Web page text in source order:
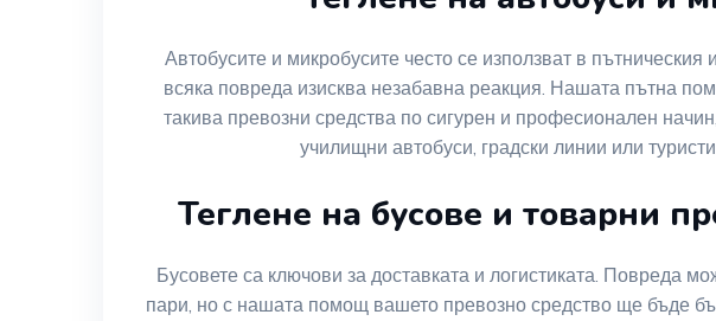
Автобусите и микробусите често се използват в пътническия
всяка повреда изисква незабавна реакция. Нашата пътна
такива превозни средства по сигурен и професионален
училищни автобуси, градски линии или
Теглене на бусове и товарни
Бусовете са ключови за доставката и логистиката. Повреда
пари, но с нашата помощ вашето превозно средство ще бъде